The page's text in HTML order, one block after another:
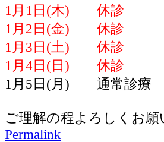
1月1日(木) 休診
1月2日(金) 休診
1月3日(土) 休診
1月4日(日) 休診
1月5日(月) 通常診療
ご理解の程よろしくお願
Permalink